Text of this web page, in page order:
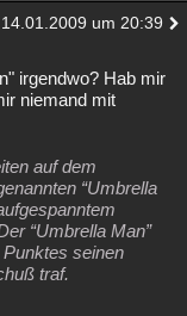
14.01.2009 um 20:39
irgendwo? Hab mir
niemand mit
auf dem
“Umbrella
“Umbrella Man”
seinen
traf.